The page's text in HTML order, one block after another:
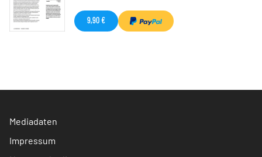
9,90 €
Mediadaten
Impressum